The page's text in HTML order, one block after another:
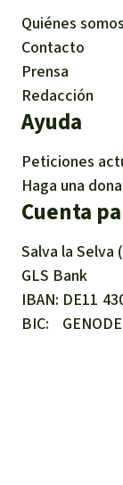
Quiénes somos
Contacto
Prensa
Redacción
Ayuda
Peticiones
Haga una
Cuenta
Salva la Selva
GLS Bank
IBAN DE11
BIC